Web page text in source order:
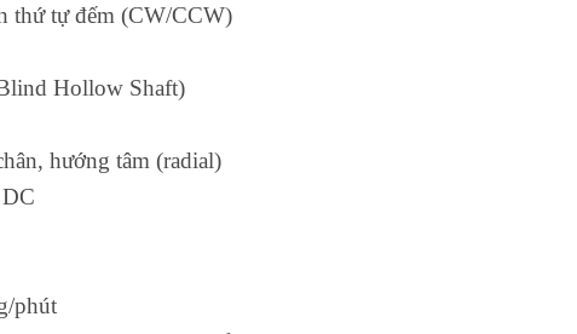
thứ tự đếm (CW/CCW)
Hollow Shaft)
hướng tâm (radial)
phút